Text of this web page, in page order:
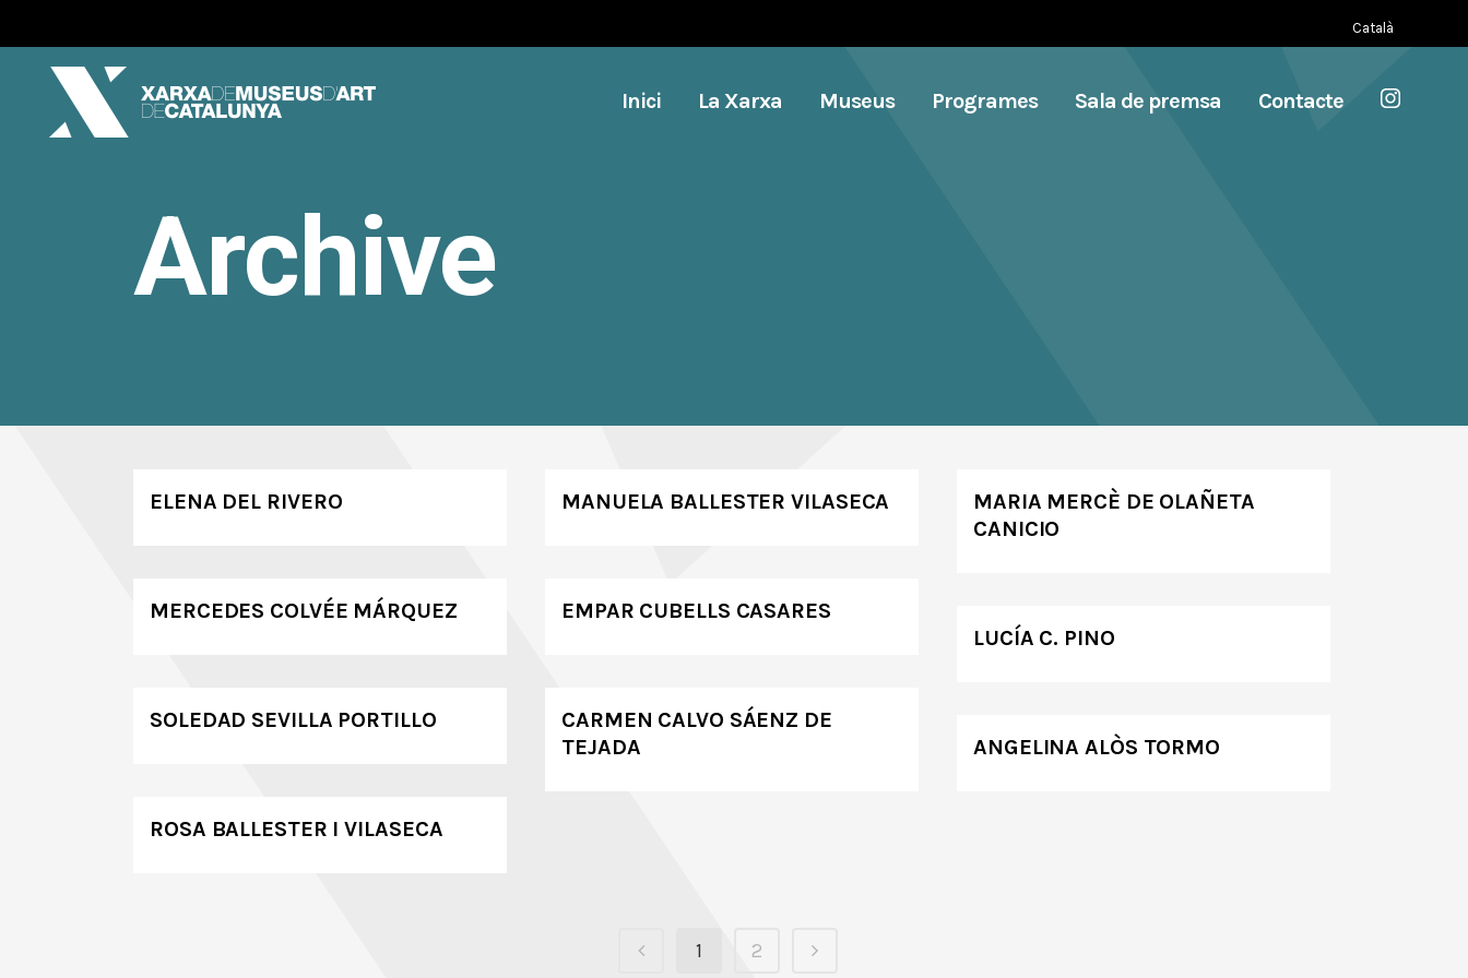
Català
Inici La Xarxa Museus Programes Sala de premsa Contacte
Archive
ELENA DEL RIVERO MANUELA BALLESTER VILASECA
MARIA MERCÈ DE OLAÑETA
CANICIO
MERCEDES COLVÉE MÁRQUEZ
EMPAR CUBELLS CASARES
LUCÍA C. PINO
SOLEDAD SEVILLA PORTILLO
CARMEN CALVO SÁENZ DE
TEJADA
ANGELINA ALÒS TORMO
ROSA BALLESTER I VILASECA
1 2